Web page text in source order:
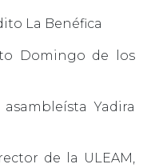
La Benéfica
Domingo de los
Yadira
de la ULEAM,